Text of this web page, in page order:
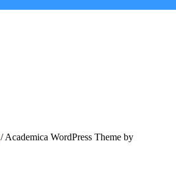
/ Academica WordPress Theme by